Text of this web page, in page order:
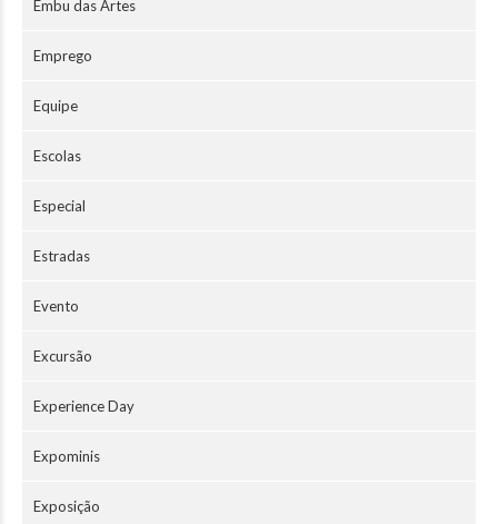
Embu das Artes
Emprego
Equipe
Escolas
Especial
Estradas
Evento
Excursão
Experience Day
Expominis
Exposição